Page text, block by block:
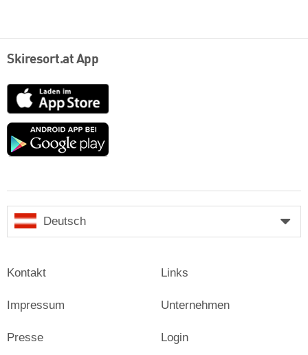
Skiresort.at App
App
Store
Google
Deutsch
Kontakt
Impressum
Presse
Links
Unternehmen
Login